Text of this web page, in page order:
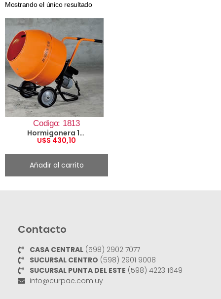
Mostrando el único resultado
Codigo: 1813
Hormigonera 140 Lts.
U$S 430,10
Añadir al carrito
Contacto
CASA CENTRAL(598) 2902 7077
SUCURSAL CENTRO (598) 2901 9008
SUCURSAL PUNTA DEL ESTE (598) 4223 1649
info@curpae.com.uy